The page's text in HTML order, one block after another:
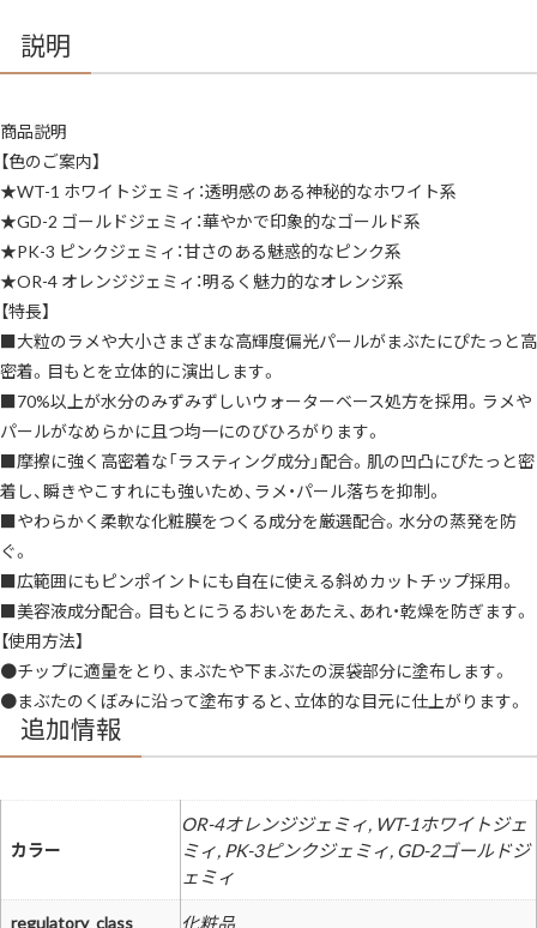
ウ
カ
ラ
ー
超
大
粒
グ
リ
ッ
タ
ー
高
輝
度
偏
光
パ
ー
ル
高
密
着
立
体
感
明
感
3D
感
多
彩
輝
く
華
や
る
ず
ず
し
容
説明
商品説明
【色のご案内】
★WT-1 ホワイトジェミィ：透明感のある神秘的なホワイト系
★GD-2 ゴールドジェミィ：華やかで印象的なゴールド系
★PK-3 ピンクジェミィ：甘さのある魅惑的なピンク系
★OR-4 オレンジジェミィ：明るく魅力的なオレンジ系
【特長】
■大粒のラメや大小さまざまな高輝度偏光パールがまぶたにぴたっと高
密着。目もとを立体的に演出します。
■70%以上が水分のみずみずしいウォーターベース処方を採用。ラメや
パールがなめらかに且つ均一にのびひろがります。
■摩擦に強く高密着な「ラスティング成分」配合。肌の凹凸にぴたっと密
着し、瞬きやこすれにも強いため、ラメ・パール落ちを抑制。
■やわらかく柔軟な化粧膜をつくる成分を厳選配合。水分の蒸発を防
ぐ。
■広範囲にもピンポイントにも自在に使える斜めカットチップ採用。
■美容液成分配合。目もとにうるおいをあたえ、あれ・乾燥を防ぎます。
【使用方法】
●チップに適量をとり、まぶたや下まぶたの涙袋部分に塗布します。
●まぶたのくぼみに沿って塗布すると、立体的な目元に仕上がります。
追加情報
カラー
OR-4オレンジジェミィ, WT-1ホワイトジェ
ミィ, PK-3ピンクジェミィ, GD-2ゴールドジ
ェミィ
regulatory_class